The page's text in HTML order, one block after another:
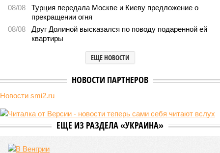
В нескольких станциях от уже сданного «Сказочного леса» пайщики ЖК
«Станция Л» продолжают ждать от компании Capital Group начала
реальной достройки (изображение сгенерировано ИИ)
Пока в Ярославском районе СВАО дольщики «Сказочного леса»
заключение о соответствии проектной документации и
совсем недалеко, в паре станций метро южнее, на Люблинской
улице, картина, можно сказать, прямо противоположная.